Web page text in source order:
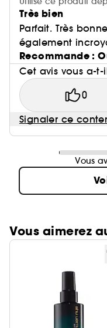
Très bien
Parfait. Très
également
Recommande :
Cet avis vous a-t-
0
Signaler ce
Vous
Vous aimerez